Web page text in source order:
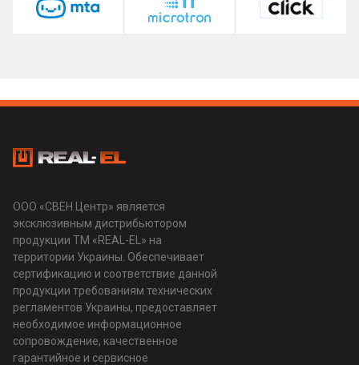
ООО «СВЕН Центр» является
эксклюзивным дистрибьютором
продукции ТМ «REAL-EL» на
территории Украины. Обеспечивает
сертификацию и соответствие данной
продукции требованиям технических
регламентов Украины, предоставляет
необходимое информационное
сопровождение, качественное
гарантийное и сервисное